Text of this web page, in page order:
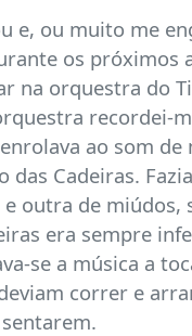
e, ou muito me
os próximos
na orquestra do
recordei-
ao som de
das Cadeiras.
outra de miúdos,
era sempre
se a música a
correr e